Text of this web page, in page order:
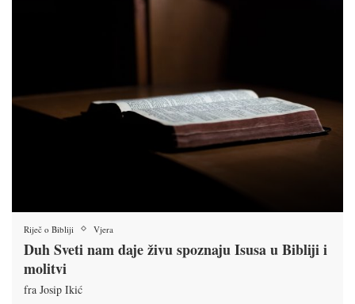
Riječ o Bibliji Vjera
Duh Sveti nam daje živu spoznaju Isusa u Bibliji i
molitvi
fra Josip Ikić